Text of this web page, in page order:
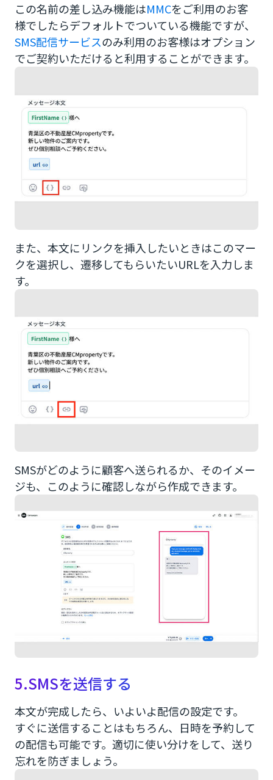
この名前の差し込み機能はMMCをご利用のお客
様でしたらデフォルトでついている機能ですが、
SMS配信サービスのみ利用のお客様はオプション
でご契約いただけると利用することができます。
また、本文にリンクを挿入したいときはこのマー
クを選択し、遷移してもらいたいURLを入力しま
す。
SMSがどのように顧客へ送られるか、そのイメー
ジも、このように確認しながら作成できます。
5.SMSを送信する
本文が完成したら、いよいよ配信の設定です。
すぐに送信することはもちろん、日時を予約して
の配信も可能です。適切に使い分けをして、送り
忘れを防ぎましょう。